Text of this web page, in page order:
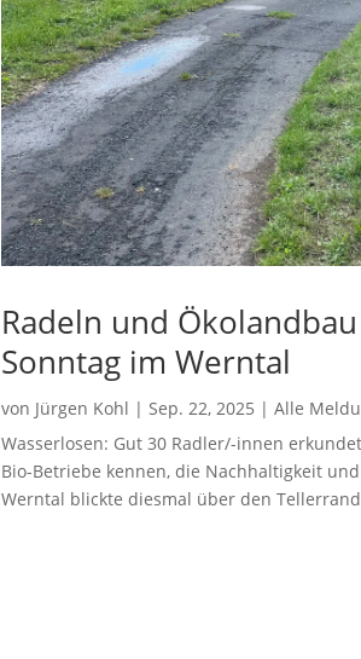
Radeln und
Sonntag im Werntal
von Jürgen Kohl | Sep. 22, 2025 |Alle
Wasserlosen: Gut 30 Radler/-innen
Bio-Betriebe kennen, die Nachhaltigkeit
Werntal blickte diesmal über den